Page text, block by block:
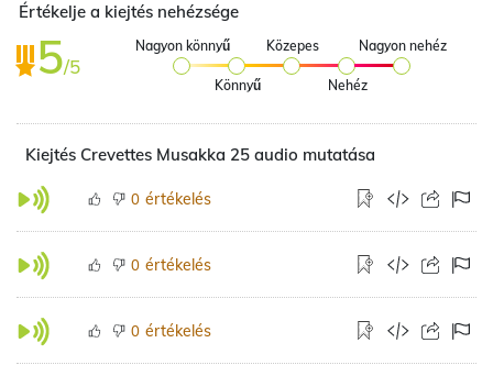
Értékelje a kiejtés nehézsége
5/5
Nagyon könnyű
Könnyű
Közepes
Nehéz
Nagyon nehéz
Kiejtés Crevettes Musakka 25 audio mutatása
0 értékelés
0 értékelés
0 értékelés